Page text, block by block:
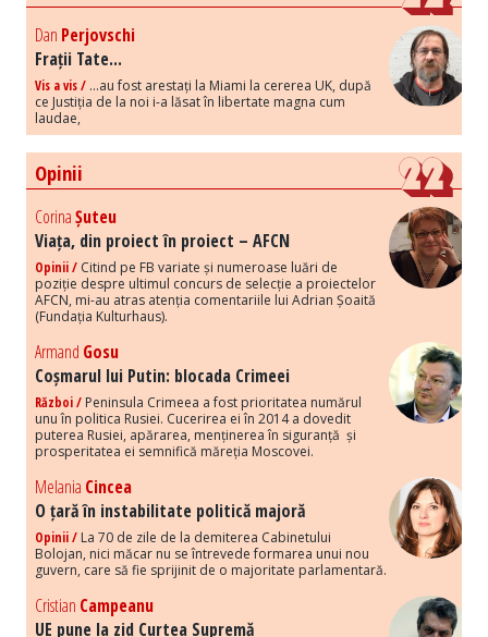
Dan Perjovschi
Frații Tate...
Vis a vis / ...au fost arestați la Miami la cererea UK, după
ce Justiția de la noi i-a lăsat în libertate magna cum
laudae,
Opinii
CorinaȘuteu
Viața, din proiect în proiect – AFCN
Opinii / Citind pe FB variate și numeroase luări de
poziție despre ultimul concurs de selecție a proiectelor
AFCN, mi-au atras atenția comentariile lui Adrian Șoaită
(Fundația Kulturhaus).
Armand Gosu
Coșmarul lui Putin: blocada Crimeei
Război / Peninsula Crimeea a fost prioritatea numărul
unu în politica Rusiei. Cucerirea ei în 2014 a dovedit
puterea Rusiei, apărarea, menținerea în siguranță și
prosperitatea ei semnifică măreția Moscovei.
Melania Cincea
O țară în instabilitate politică majoră
Opinii / La 70 de zile de la demiterea Cabinetului
Bolojan, nici măcar nu se întrevede formarea unui nou
guvern, care să fie sprijinit de o majoritate parlamentară.
Cristian Campeanu
UE pune la zid Curtea Supremă